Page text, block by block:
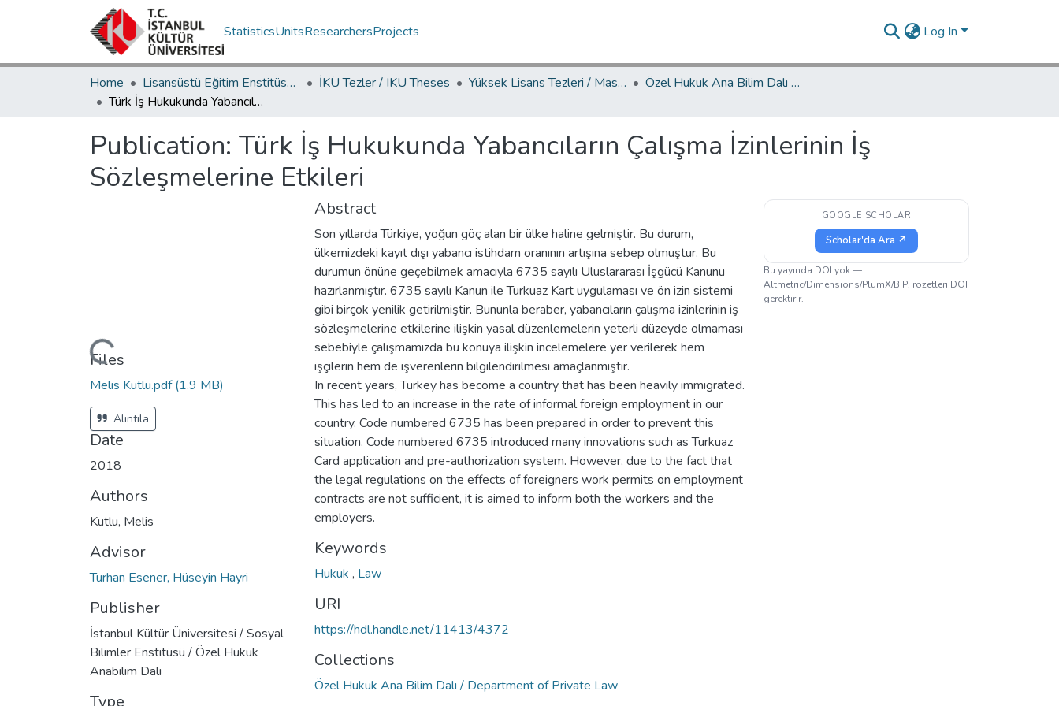
StatisticsUnitsResearchersProjects Log In
Home Lisansüstü Eğitim Enstitüsü / Postgraduate Education Institute İKÜ Tezler / IKU Theses Yüksek Lisans Tezleri / Master's Theses
Özel Hukuk Ana Bilim Dalı / Department of Private Law
Türk İş Hukukunda Yabancıların Çalışma İzinlerinin İş Sözleşmelerine Etkileri
Publication: Türk İş Hukukunda Yabancıların Çalışma İzinlerinin İş
Sözleşmelerine Etkileri
Loading...
Files
Melis Kutlu.pdf(1.9 MB)
Alıntıla
Date
2018
Authors
Kutlu, Melis
Advisor
Turhan Esener, Hüseyin Hayri
Publisher
İstanbul Kültür Üniversitesi / Sosyal
Bilimler Enstitüsü / Özel Hukuk
Anabilim Dalı
Type
Abstract
Son yıllarda Türkiye, yoğun göç alan bir ülke haline gelmiştir. Bu durum,
ülkemizdeki kayıt dışı yabancı istihdam oranının artışına sebep olmuştur. Bu
durumun önüne geçebilmek amacıyla 6735 sayılı Uluslararası İşgücü Kanunu
hazırlanmıştır. 6735 sayılı Kanun ile Turkuaz Kart uygulaması ve ön izin sistemi
gibi birçok yenilik getirilmiştir. Bununla beraber, yabancıların çalışma izinlerinin iş
sözleşmelerine etkilerine ilişkin yasal düzenlemelerin yeterli düzeyde olmaması
sebebiyle çalışmamızda bu konuya ilişkin incelemelere yer verilerek hem
işçilerin hem de işverenlerin bilgilendirilmesi amaçlanmıştır.
In recent years, Turkey has become a country that has been heavily immigrated.
This has led to an increase in the rate of informal foreign employment in our
country. Code numbered 6735 has been prepared in order to prevent this
situation. Code numbered 6735 introduced many innovations such as Turkuaz
Card application and pre-authorization system. However, due to the fact that
the legal regulations on the effects of foreigners work permits on employment
contracts are not sufficient, it is aimed to inform both the workers and the
employers.
Keywords
Hukuk , Law
URI
https://hdl.handle.net/11413/4372
Collections
Özel Hukuk Ana Bilim Dalı / Department of Private Law
GOOGLE SCHOLAR
Scholar'da Ara ↗
Bu yayında DOI yok —
Altmetric/Dimensions/PlumX/BIP! rozetleri DOI
gerektirir.